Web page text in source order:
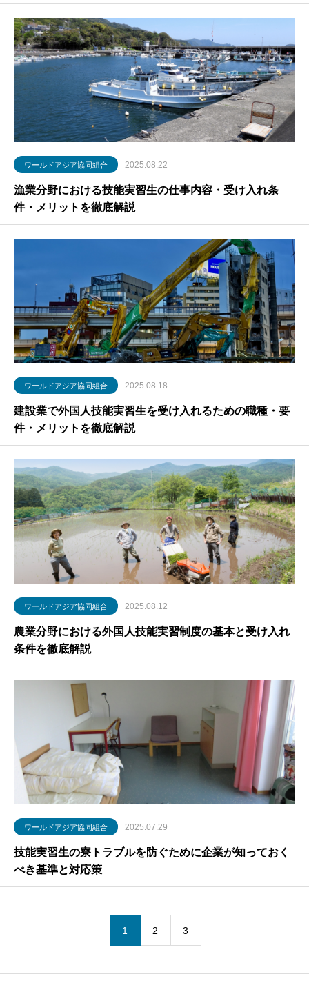
ワールドアジア協同組合 2025.08.22
漁業分野における技能実習生の仕事内容・受け入れ条
件・メリットを徹底解説
ワールドアジア協同組合 2025.08.18
建設業で外国人技能実習生を受け入れるための職種・要
件・メリットを徹底解説
ワールドアジア協同組合 2025.08.12
農業分野における外国人技能実習制度の基本と受け入れ
条件を徹底解説
ワールドアジア協同組合 2025.07.29
技能実習生の寮トラブルを防ぐために企業が知っておく
べき基準と対応策
1 2 3